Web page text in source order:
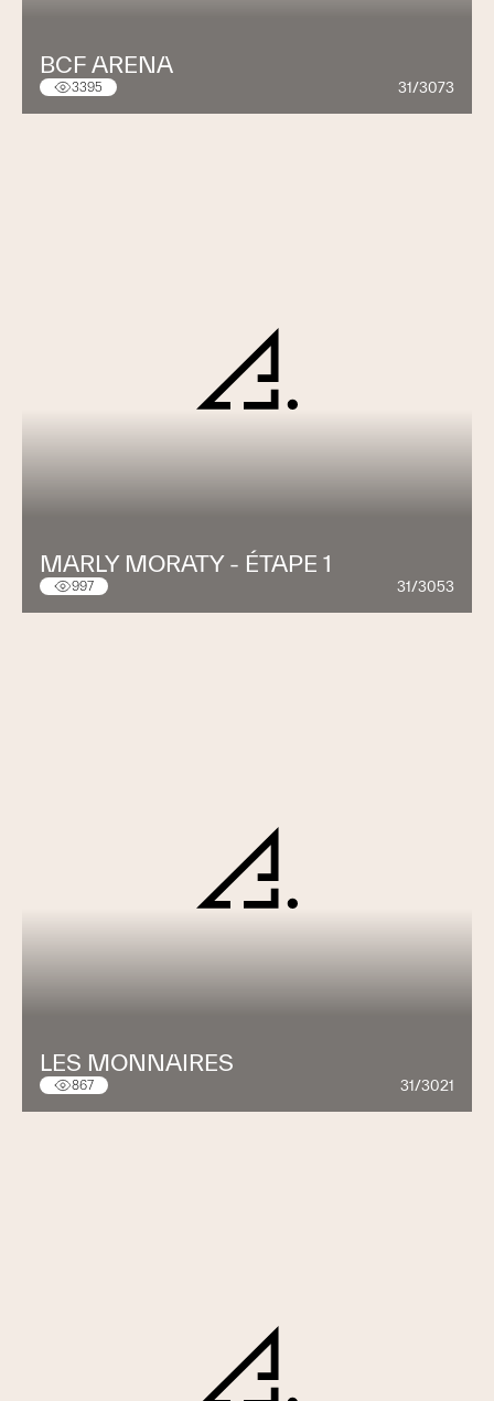
BCF ARENA
3395 31/3073
MARLY MORATY - ÉTAPE 1
997 31/3053
LES MONNAIRES
867 31/3021